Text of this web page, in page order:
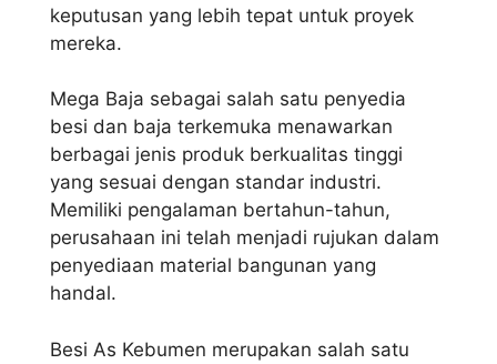
keputusan yang lebih tepat untuk proyek
mereka.
Mega Baja sebagai salah satu penyedia
besi dan baja terkemuka menawarkan
berbagai jenis produk berkualitas tinggi
yang sesuai dengan standar industri.
Memiliki pengalaman bertahun-tahun,
perusahaan ini telah menjadi rujukan dalam
penyediaan material bangunan yang
handal.
Besi As Kebumen merupakan salah satu